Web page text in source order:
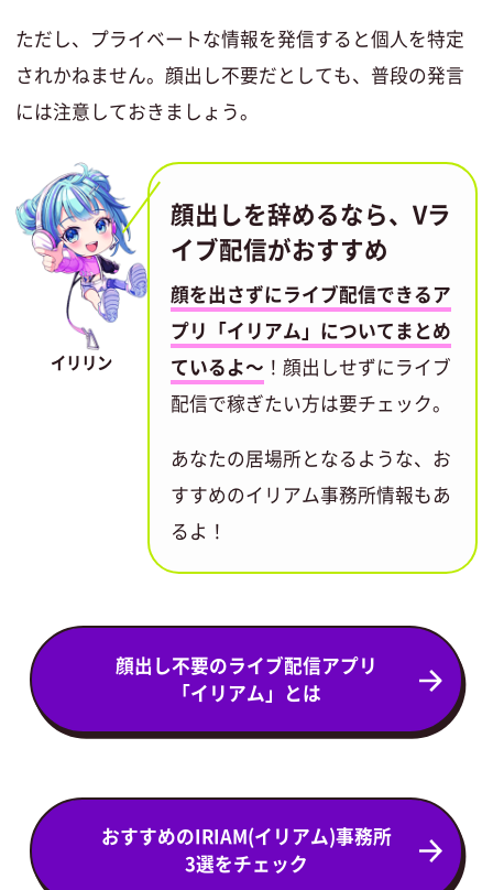
ただし、プライベートな情報を発信すると個人を特定
されかねません。顔出し不要だとしても、普段の発言
には注意しておきましょう。
イリリン
顔出しを辞めるなら、Vラ
イブ配信がおすすめ
顔を出さずにライブ配信できるア
プリ「イリアム」についてまとめ
ているよ～ ！顔出しせずにライブ
配信で稼ぎたい方は要チェック。
あなたの居場所となるような、お
すすめのイリアム事務所情報もあ
るよ！
顔出し不要のライブ配信アプリ
「イリアム」とは
おすすめのIRIAM(イリアム)事務所
3選をチェック